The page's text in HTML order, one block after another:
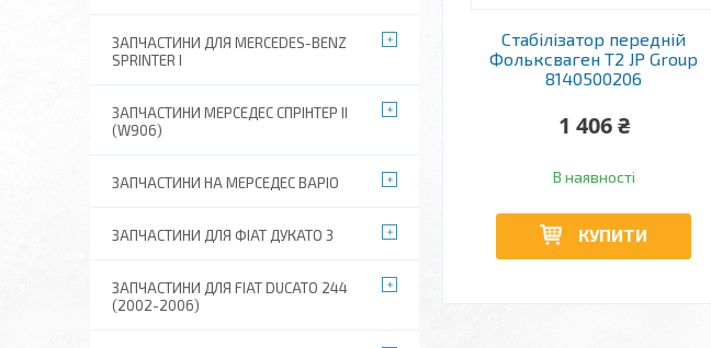
Стабілізатор передній
Фольксваген Т2 JP Group
8140500206
1 406 ₴
В наявності
КУПИТИ
ЗАПЧАСТИНИ ДЛЯ MERCEDES-BENZ
SPRINTER I
ЗАПЧАСТИНИ МЕРСЕДЕС СПРІНТЕР II
(W906)
ЗАПЧАСТИНИ НА МЕРСЕДЕС ВАРІО
ЗАПЧАСТИНИ ДЛЯ ФІАТ ДУКАТО 3
ЗАПЧАСТИНИ ДЛЯ FIAT DUCATO 244
(2002-2006)